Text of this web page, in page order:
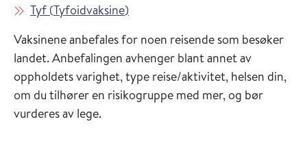
Les mer om
Tyf(Tyfoidvaksine)i Vaksinasjonsveilederen
Vaksinene anbefales for noen reisende som besøker
landet. Anbefalingen avhenger blant annet av
oppholdets varighet, type reise/aktivitet, helsen din,
om du tilhører en risikogruppe med mer, og bør
vurderes av lege.